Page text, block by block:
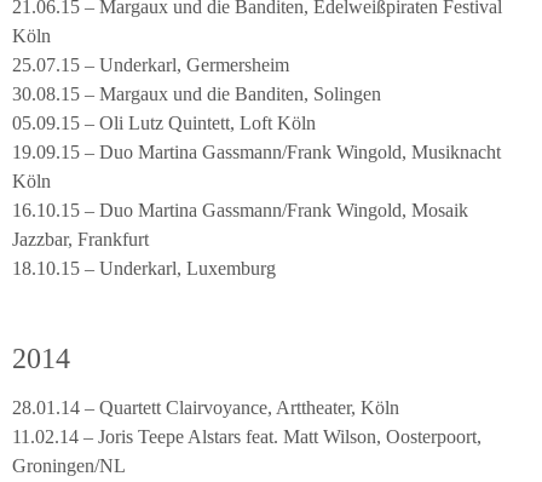
21.06.15 – Margaux und die Banditen, Edelweißpiraten Festival
Köln
25.07.15 – Underkarl, Germersheim
30.08.15 – Margaux und die Banditen, Solingen
05.09.15 – Oli Lutz Quintett, Loft Köln
19.09.15 – Duo Martina Gassmann/Frank Wingold, Musiknacht
Köln
16.10.15 – Duo Martina Gassmann/Frank Wingold, Mosaik
Jazzbar, Frankfurt
18.10.15 – Underkarl, Luxemburg
2014
28.01.14 – Quartett Clairvoyance, Arttheater, Köln
11.02.14 – Joris Teepe Alstars feat. Matt Wilson, Oosterpoort,
Groningen/NL